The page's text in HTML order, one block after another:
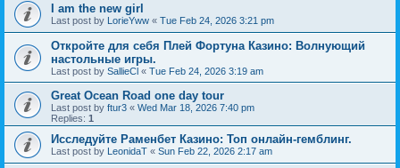
I am the new girl
Last post by LorieYww « Tue Feb 24, 2026 3:21 pm
Откройте для себя Плей Фортуна Казино: Волнующий
настольные игры.
Last post by SallieCl « Tue Feb 24, 2026 3:19 am
Great Ocean Road one day tour
Last post by ftur3 « Wed Mar 18, 2026 7:40 pm
Replies: 1
Исследуйте Раменбет Казино: Топ онлайн-гемблинг.
Last post by LeonidaT « Sun Feb 22, 2026 2:17 am